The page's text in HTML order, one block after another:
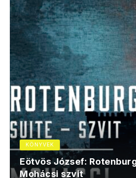
KÖNYVEK
Eötvös József:
Mohácsi szvit